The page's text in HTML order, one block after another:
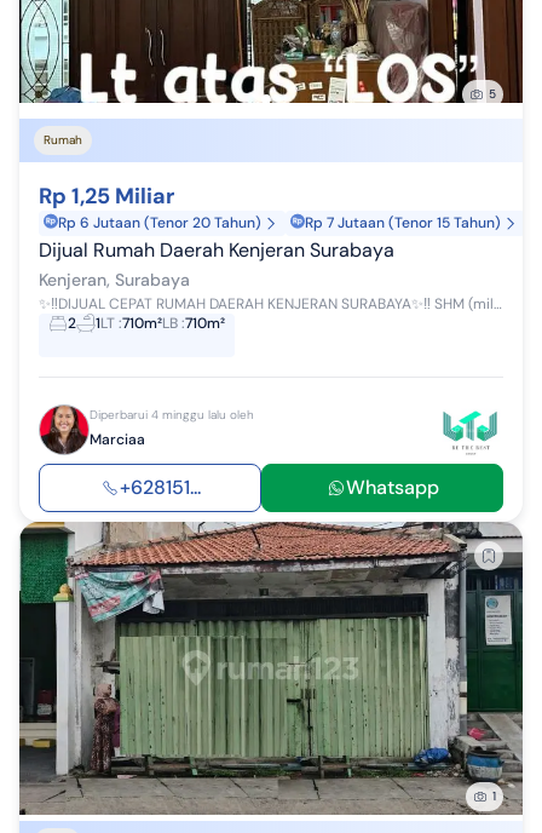
5
Rumah
Rp 1,25 Miliar
Rp 6 Jutaan (Tenor 20 Tahun) Rp 7 Jutaan (Tenor 15 Tahun)
Dijual Rumah Daerah Kenjeran Surabaya
Kenjeran, Surabaya
✨‼️DIJUAL CEPAT RUMAH DAERAH KENJERAN SURABAYA✨‼️ SHM (milik pribadi aman tidak masalah) Luas tanah 7x10 Bangunan full ✅ Lantai ...
2
1LT:710m²LB:710m²
Diperbarui 4 minggu lalu oleh
Marciaa
+628151... Whatsapp
1